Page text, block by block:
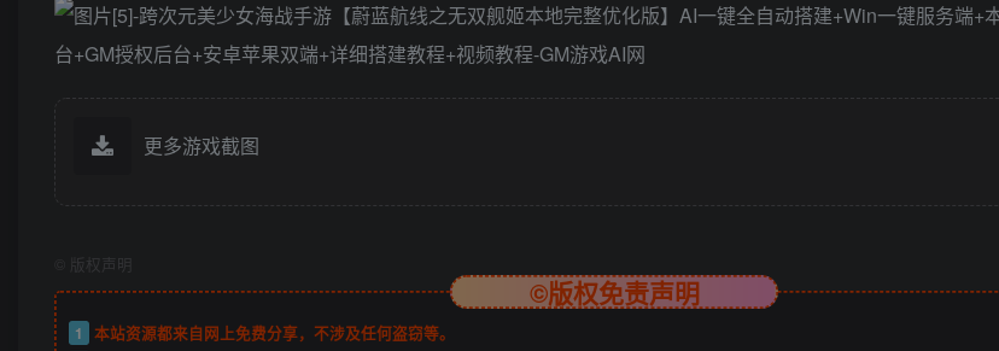
更多游戏截图
版权声明
©版权免责声明
1
本站资源都来自网上免费分享，不涉及任何盗窃等。